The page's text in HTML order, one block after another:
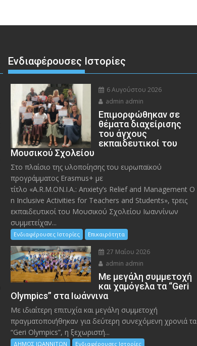
Ενδιαφέρουσες Ιστορίες
6 Αυγούστου 2026
admin admin
Eπιμορφώθηκαν σε
θέματα διαχείρισης
του άγχους
εκπαιδευτικοί του
Μουσικού Σχολείου
Στο πλαίσιο της υλοποίησης του ευρωπαϊκού
προγράμματος Erasmus+ με
τίτλο «A.R.M.ON.I.A.: Anxiety’s Relief and Management O
n Inclusive Activities for Teachers and Students», τρεις
εκπαιδευτικοί του Μουσικού Σχολείου Ιωαννίνων
συμμετείχαν...
Ενδιαφέρουσες Ιστορίες Επικαιρότητα
27 Μαΐου 2026
admin admin
Με μεγάλη συμμετοχή
και χαμόγελα τα “Geri
Olympics” στα Ιωάννινα
Με ιδιαίτερη επιτυχία και μεγάλη συμμετοχή
πραγματοποιήθηκαν για δεύτερη συνεχόμενη χρονιά τα
“Geri Olympics”, η ξεχωριστή...
ΔΗΜΟΣ ΙΩΑΝΝΙΤΩΝ Ενδιαφέρουσες Ιστορίες